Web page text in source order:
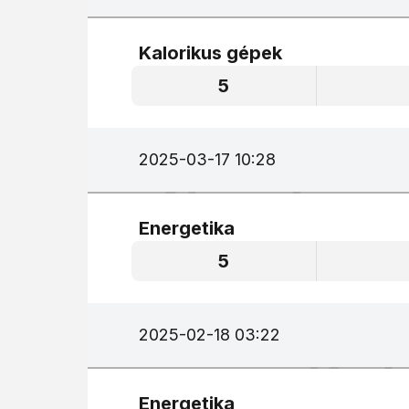
Kalorikus gépek
5
2025-03-17 10:28
Energetika
5
2025-02-18 03:22
Energetika